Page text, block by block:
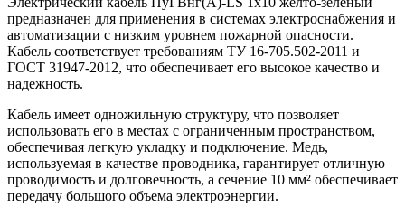
предназначен для применения в системах электроснабжения и
автоматизации с низким уровнем пожарной опасности.
Кабель соответствует требованиям ТУ 16-705.502-2011 и
ГОСТ 31947-2012, что обеспечивает его высокое качество и
надежность.
Кабель имеет одножильную структуру, что позволяет
использовать его в местах с ограниченным пространством,
обеспечивая легкую укладку и подключение. Медь,
используемая в качестве проводника, гарантирует отличную
проводимость и долговечность, а сечение 10 мм² обеспечивает
передачу большого объема электроэнергии.